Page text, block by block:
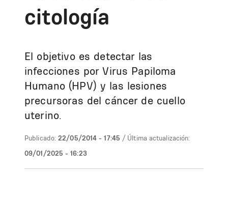
citología
El objetivo es detectar las
infecciones por Virus Papiloma
Humano (HPV) y las lesiones
precursoras del cáncer de cuello
uterino.
Publicado: 22/05/2014 - 17:45 / Última actualización:
09/01/2025 - 16:23